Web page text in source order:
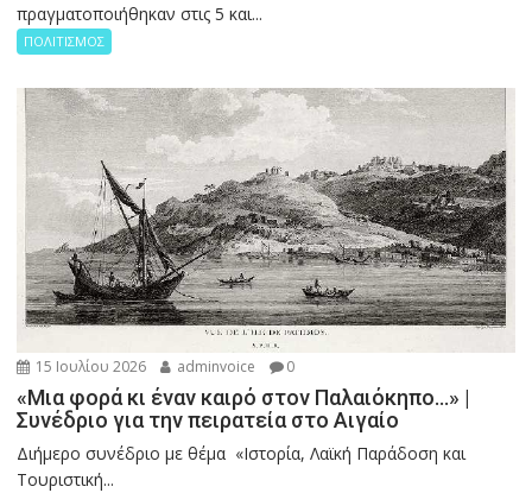
πραγματοποιήθηκαν στις 5 και...
ΠΟΛΙΤΙΣΜΟΣ
15 Ιουλίου 2026 adminvoice 0
«Μια φορά κι έναν καιρό στον Παλαιόκηπο…» |
Συνέδριο για την πειρατεία στο Αιγαίο
Διήμερο συνέδριο με θέμα «Ιστορία, Λαϊκή Παράδοση και
Τουριστική...